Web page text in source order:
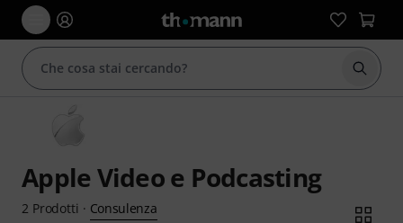
Apple Video e Podcasting
2 Prodotti · Consulenza